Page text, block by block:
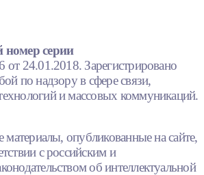
номер серии
24.01.2018. Зарегистрировано
по надзору в сфере связи,
и массовых коммуникаций.
опубликованные на сайте,
с российским и
об интеллектуальной